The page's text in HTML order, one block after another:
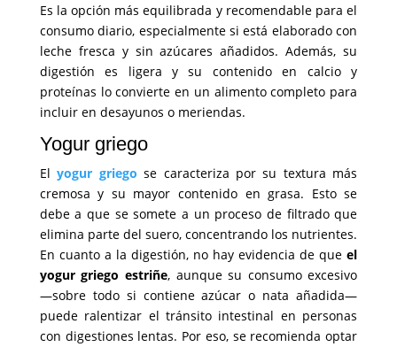
Es la opción más equilibrada y recomendable para el
consumo diario, especialmente si está elaborado con
leche fresca y sin azúcares añadidos. Además, su
digestión es ligera y su contenido en calcio y
proteínas lo convierte en un alimento completo para
incluir en desayunos o meriendas.
Yogur griego
Elyogur griego se caracteriza por su textura más
cremosa y su mayor contenido en grasa. Esto se
debe a que se somete a un proceso de filtrado que
elimina parte del suero, concentrando los nutrientes.
En cuanto a la digestión, no hay evidencia de queel
yogur griego estriñe, aunque su consumo excesivo
—sobre todo si contiene azúcar o nata añadida—
puede ralentizar el tránsito intestinal en personas
con digestiones lentas. Por eso, se recomienda optar